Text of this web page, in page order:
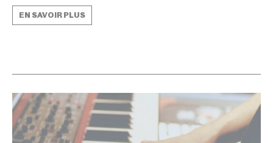
EN SAVOIR PLUS